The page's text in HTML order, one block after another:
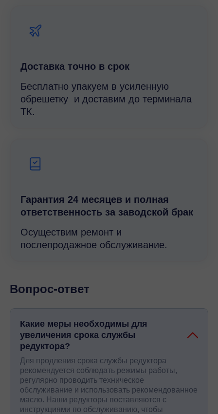
Доставка точно в срок
Бесплатно упакуем в усиленную
обрешетку и доставим до терминала
ТК.
Гарантия 24 месяцев и полная
ответственность за заводской брак
Осуществим ремонт и
послепродажное обслуживание.
Вопрос-ответ
Какие меры необходимы для
увеличения срока службы
редуктора?
Для продления срока службы редуктора
рекомендуется соблюдать режимы работы,
регулярно проводить техническое
обслуживание и использовать рекомендованное
масло. Наши редукторы поставляются с
инструкциями по обслуживанию, чтобы